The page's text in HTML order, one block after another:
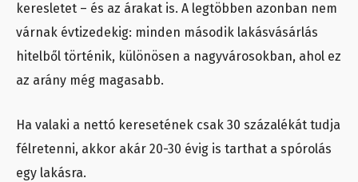
keresletet – és az árakat is. A legtöbben azonban nem
várnak évtizedekig: minden második lakásvásárlás
hitelből történik, különösen a nagyvárosokban, ahol ez
az arány még magasabb.
Ha valaki a nettó keresetének csak 30 százalékát tudja
félretenni, akkor akár 20-30 évig is tarthat a spórolás
egy lakásra.